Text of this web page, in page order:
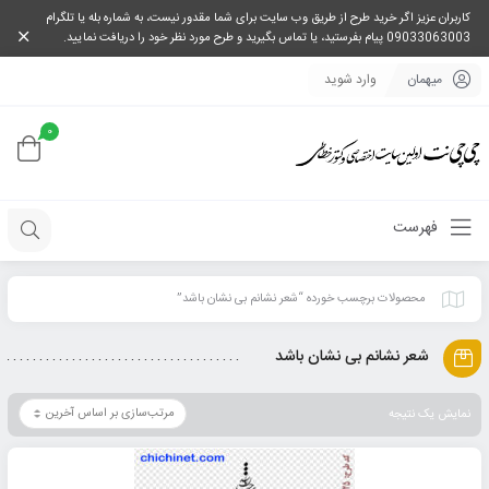
کاربران عزیز اگر خرید طرح از طریق وب سایت برای شما مقدور نیست، به شماره بله یا تلگرام
09033063003 پیام بفرستید، یا تماس بگیرید و طرح مورد نظر خود را دریافت نمایید.
میهمان وارد شوید
0
فهرست
محصولات برچسب خورده “شعر نشانم بی نشان باشد”
شعر نشانم بی نشان باشد
نمایش یک نتیجه